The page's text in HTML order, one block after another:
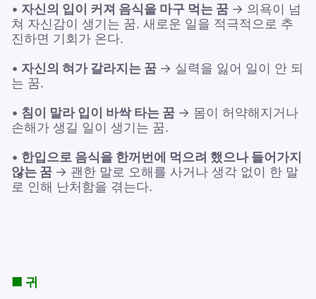
• 자신의 입이 커져 음식을 마구 먹는 꿈 → 의욕이 넘
쳐 자신감이 생기는 꿈. 새로운 일을 적극적으로 추
진하면 기회가 온다.
• 자신의 혀가 갈라지는 꿈 → 실력을 잃어 일이 안 되
는 꿈.
• 침이 말라 입이 바싹 타는 꿈 → 몸이 허약해지거나
손해가 생길 일이 생기는 꿈.
• 한입으로 음식을 한꺼번에 먹으려 했으나 들어가지
않는 꿈 → 괜한 말로 오해를 사거나 생각 없이 한 말
로 인해 난처함을 겪는다.
■ 귀